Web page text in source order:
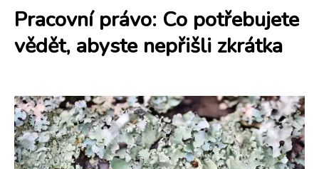
Pracovní právo: Co potřebujete
vědět, abyste nepřišli zkrátka